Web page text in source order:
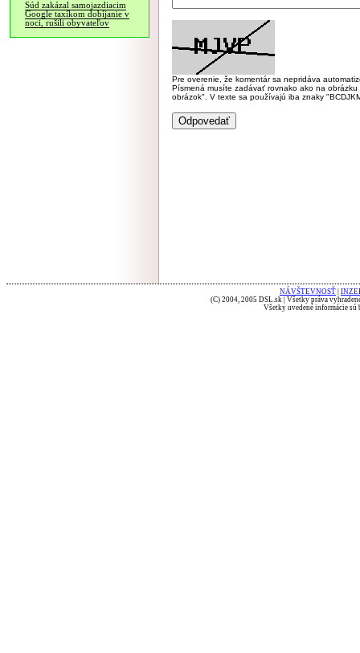
Súd zakázal samojazdiacim
Google taxíkom dobíjanie v
noci, rušili obyvateľov
Pre overenie, že komentár sa nepridáva
Písmená musíte zadávať rovnako ako na
obrázok". V texte sa používajú iba znaky
NÁVŠTEVNOSŤ
(C) 2004, 2005 DSL.sk | Všetky práva
Všetky uvedené informácie sú